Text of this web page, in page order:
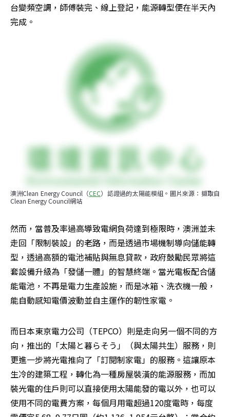
台變頻空調，師傅裝完、線上登記，能源轉型便在半天內
完成。
澳洲Clean Energy Council（CEC）認證過的太陽能模組。圖片來源：擷取自
Clean Energy Council網站
然而，當普及率過高導致電網負荷達到極限時，澳洲並未
走回「限制裝設」的老路，而是透過市場機制導向儲能轉
型，透過高額的電池補貼與無息貸款，政府鼓勵民眾將這
套設備升級為「發儲一體」的智慧終端。當光電板配合儲
能電池，不再是電力生產設施，而是冰箱、洗衣機一般，
能自動感知電價波動並自主運作的韌性家電。
而日本東京電力公司（TEPCO）則是走向另一個不同的方
向，推出的「太陽と暮らそう」（與太陽共生）服務，則
更進一步將光電推向了「訂閱制家電」的服務。這讓原本
生冷的建築工程，轉化為一種房屋裝潢的能源服務，而加
裝光電的住戶則可以直接使用太陽能發的電以外，也可以
使用不同的電費方案，每個月用電超過120度電時，每度